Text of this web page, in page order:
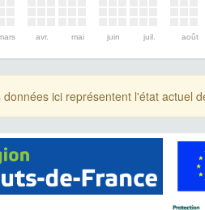
avr. mai juin juil. août
données ici représentent l'état actuel